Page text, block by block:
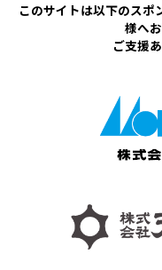
このサイトは以下のスポ
様へ
ご支援